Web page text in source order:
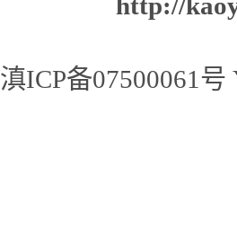
滇ICP备07500061号